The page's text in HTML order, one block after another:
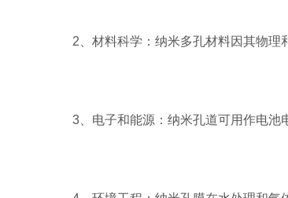
2、材料科学：纳米多孔材料因其物理和
3、电子和能源：纳米孔道可用作电池电